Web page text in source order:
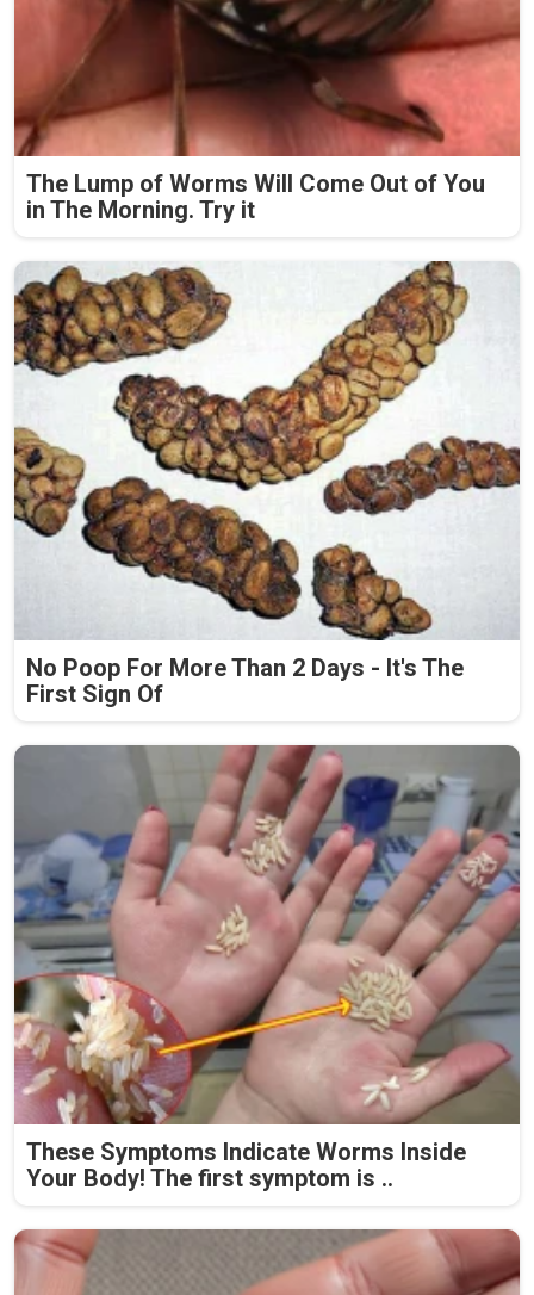
The Lump of Worms Will Come Out of You
in The Morning. Try it
No Poop For More Than 2 Days - It's The
First Sign Of
These Symptoms Indicate Worms Inside
Your Body! The first symptom is ..